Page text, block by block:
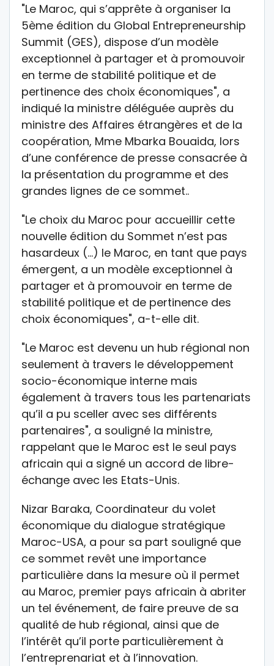
"Le Maroc, qui s’apprête à organiser la
5ème édition du Global Entrepreneurship
Summit (GES), dispose d’un modèle
exceptionnel à partager et à promouvoir
en terme de stabilité politique et de
pertinence des choix économiques", a
indiqué la ministre déléguée auprès du
ministre des Affaires étrangères et de la
coopération, Mme Mbarka Bouaida, lors
d’une conférence de presse consacrée à
la présentation du programme et des
grandes lignes de ce sommet..
"Le choix du Maroc pour accueillir cette
nouvelle édition du Sommet n’est pas
hasardeux (…) le Maroc, en tant que pays
émergent, a un modèle exceptionnel à
partager et à promouvoir en terme de
stabilité politique et de pertinence des
choix économiques", a-t-elle dit.
"Le Maroc est devenu un hub régional non
seulement à travers le développement
socio-économique interne mais
également à travers tous les partenariats
qu’il a pu sceller avec ses différents
partenaires", a souligné la ministre,
rappelant que le Maroc est le seul pays
africain qui a signé un accord de libre-
échange avec les Etats-Unis.
Nizar Baraka, Coordinateur du volet
économique du dialogue stratégique
Maroc-USA, a pour sa part souligné que
ce sommet revêt une importance
particulière dans la mesure où il permet
au Maroc, premier pays africain à abriter
un tel événement, de faire preuve de sa
qualité de hub régional, ainsi que de
l’intérêt qu’il porte particulièrement à
l’entreprenariat et à l’innovation.